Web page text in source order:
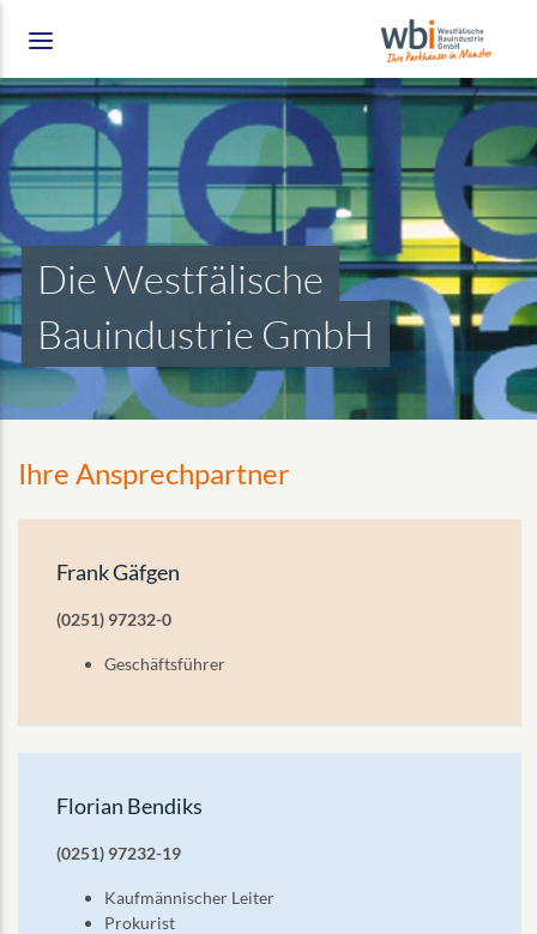
Die Westfälische
Bauindustrie GmbH
Ihre Ansprechpartner
Frank Gäfgen
(0251) 97232-0
Geschäftsführer
Florian Bendiks
(0251) 97232-19
Kaufmännischer Leiter
Prokurist